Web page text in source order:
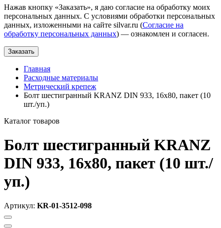
Нажав кнопку «Заказать», я даю согласие на обработку моих
персональных данных. С условиями обработки персональных
данных, изложенными на сайте silvar.ru (Согласие на
обработку персональных данных) — ознакомлен и согласен.
Заказать
Главная
Расходные материалы
Метрический крепеж
Болт шестигранный KRANZ DIN 933, 16х80, пакет (10
шт./уп.)
Каталог товаров
Болт шестигранный KRANZ
DIN 933, 16х80, пакет (10 шт./
уп.)
Артикул: KR-01-3512-098